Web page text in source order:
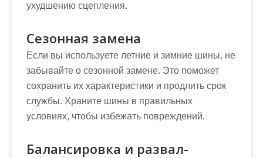
ухудшению сцепления.
Сезонная замена
Если вы используете летние и зимние шины, не
забывайте о сезонной замене. Это поможет
сохранить их характеристики и продлить срок
службы. Храните шины в правильных
условиях, чтобы избежать повреждений.
Балансировка и развал-